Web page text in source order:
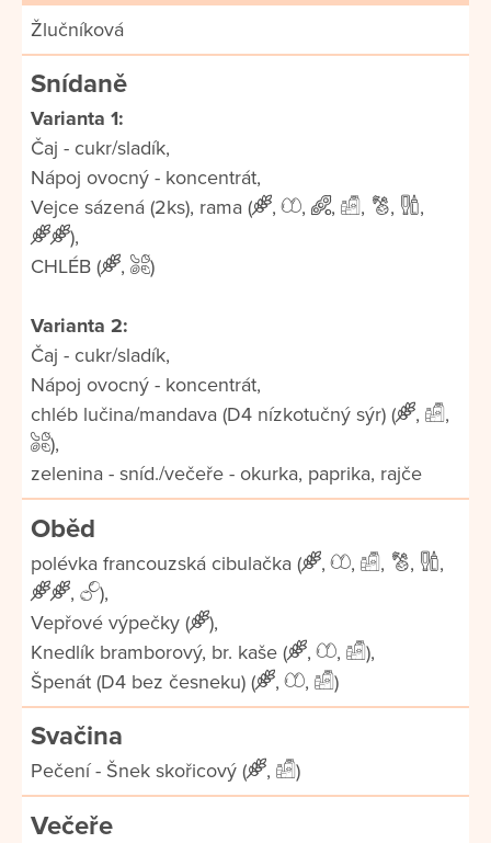
Žlučníková
Snídaně
Varianta 1:
Čaj - cukr/sladík,
Nápoj ovocný - koncentrát,
Vejce sázená (2ks), rama (
, , , , ,
,
),
CHLÉB (
, )
Varianta 2:
Čaj - cukr/sladík,
Nápoj ovocný - koncentrát,
chléb lučina/mandava (D4 nízkotučný sýr) (
,
,
),
zelenina - sníd./večeře - okurka, paprika, rajče
Oběd
polévka francouzská cibulačka ( , , , ,
,
,
),
Vepřové výpečky (
),
Knedlík bramborový, br. kaše (
, ,
),
Špenát (D4 bez česneku) (
, , )
Svačina
Pečení - Šnek skořicový ( , )
Večeře